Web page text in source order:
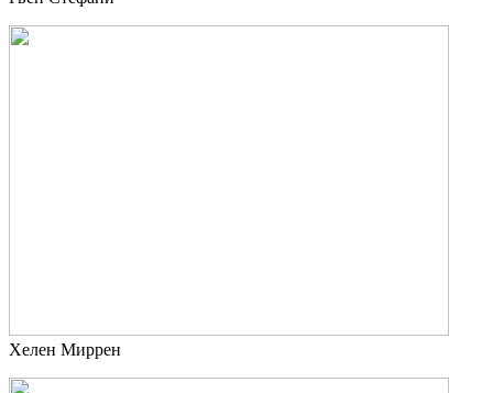
Хелен Миррен